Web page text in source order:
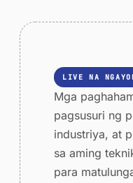
LIVE NA
Mga
pagsusuri ng
industriya, at
sa aming
para